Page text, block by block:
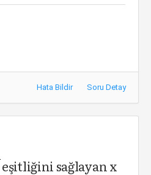
Hata Bildir Soru Detay
eşitliğini sağlayan x